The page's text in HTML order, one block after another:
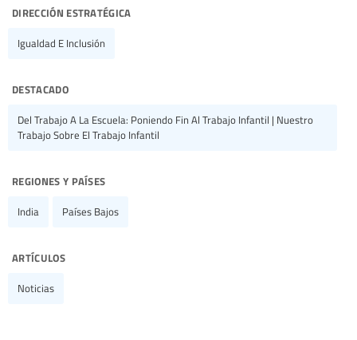
dirección estratégica
Igualdad E Inclusión
destacado
Del Trabajo A La Escuela: Poniendo Fin Al Trabajo Infantil | Nuestro
Trabajo Sobre El Trabajo Infantil
regiones y países
India Países Bajos
artículos
Noticias